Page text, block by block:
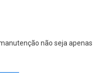
não seja apenas